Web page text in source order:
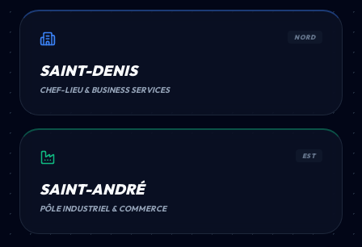
NORD
SAINT-DENIS
CHEF-LIEU & BUSINESS SERVICES
EST
SAINT-ANDRÉ
PÔLE INDUSTRIEL & COMMERCE